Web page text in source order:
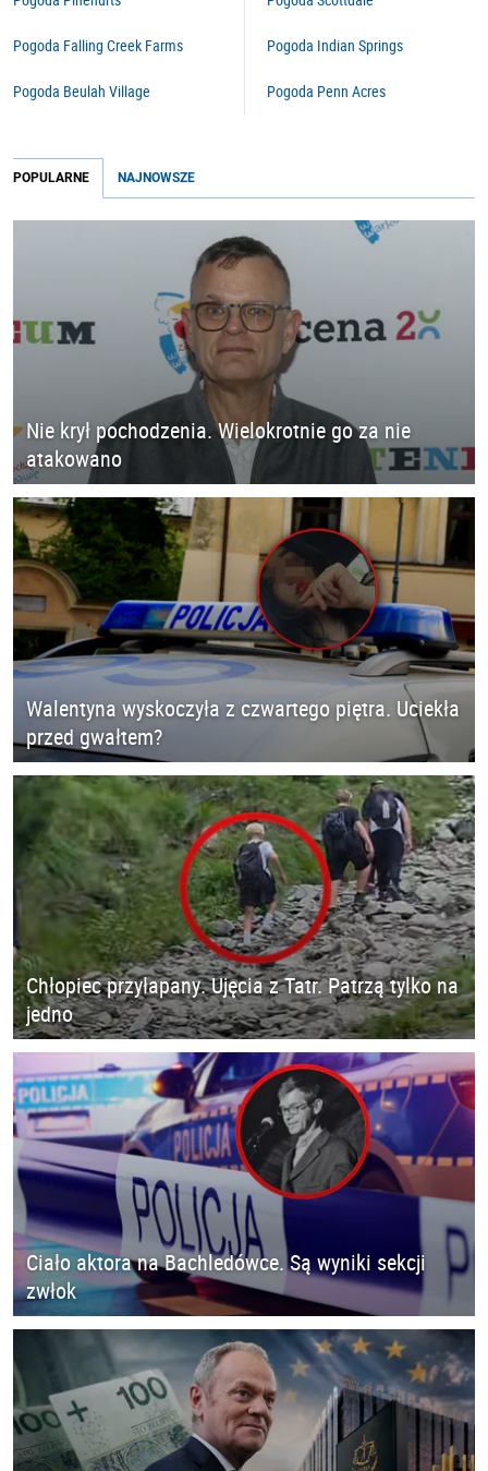
Pogoda Falling Creek Farms
Pogoda Beulah Village
Pogoda Indian Springs
Pogoda Penn Acres
POPULARNE NAJNOWSZE
Nie krył pochodzenia. Wielokrotnie go za nie
atakowano
Walentyna wyskoczyła z czwartego piętra. Uciekła
przed gwałtem?
Chłopiec przyłapany. Ujęcia z Tatr. Patrzą tylko na
jedno
Ciało aktora na Bachledówce. Są wyniki sekcji
zwłok